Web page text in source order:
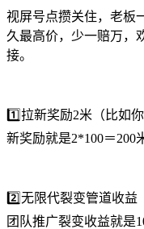
视屏号点攒关住，老板
久最高价，少一赔万，
接。
1️⃣拉新奖励2米（比如
新奖励就是2*100＝200
2️⃣无限代裂变管道收益
团队推广裂变收益就是